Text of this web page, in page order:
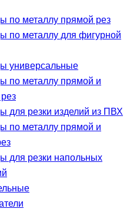
по металлу прямой рез
по металлу для фигурной
универсальные
по металлу прямой и
для резки изделий из ПВХ
по металлу прямой и
для резки напольных